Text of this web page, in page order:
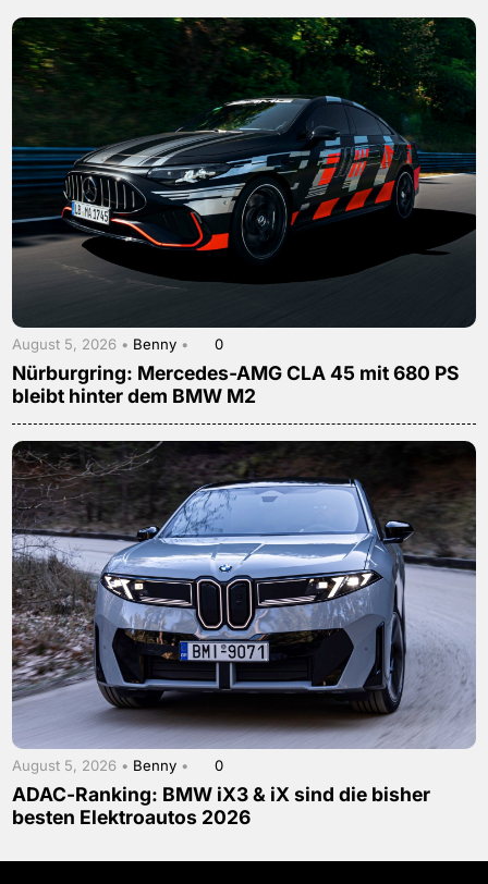
August 5, 2026 • Benny • 0
Nürburgring: Mercedes-AMG CLA 45 mit 680 PS
bleibt hinter dem BMW M2
August 5, 2026 • Benny • 0
ADAC-Ranking: BMW iX3 & iX sind die bisher
besten Elektroautos 2026